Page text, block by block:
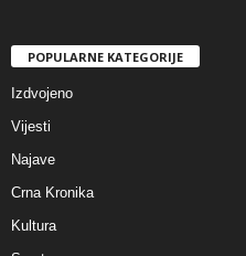
POPULARNE KATEGORIJE
Izdvojeno
Vijesti
Najave
Crna Kronika
Kultura